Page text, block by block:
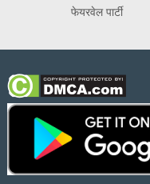
फेयरवेल पार्टी